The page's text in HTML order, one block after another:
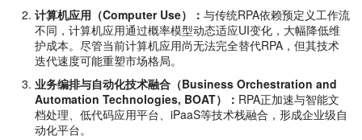
计算机应用（Computer Use）： 与传统RPA依赖预定义工作流
不同，计算机应用通过概率模型动态适应UI变化，大幅降低维
护成本。尽管当前计算机应用尚无法完全替代RPA，但其技术
迭代速度可能重塑市场格局。
业务编排与自动化技术融合（Business Orchestration and
Automation Technologies, BOAT）： RPA正加速与智能文
档处理、低代码应用平台、iPaaS等技术栈融合，形成企业级自
动化平台。